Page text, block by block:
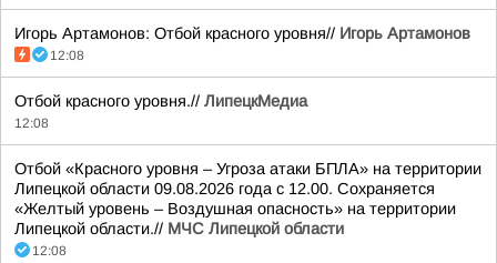
Игорь Артамонов: Отбой красного уровня// Игорь Артамонов
12:08
Отбой красного уровня.// ЛипецкМедиа
12:08
Отбой «Красного уровня – Угроза атаки БПЛА» на территории
Липецкой области 09.08.2026 года с 12.00. Сохраняется
«Желтый уровень – Воздушная опасность» на территории
Липецкой области.// МЧС Липецкой области
12:08